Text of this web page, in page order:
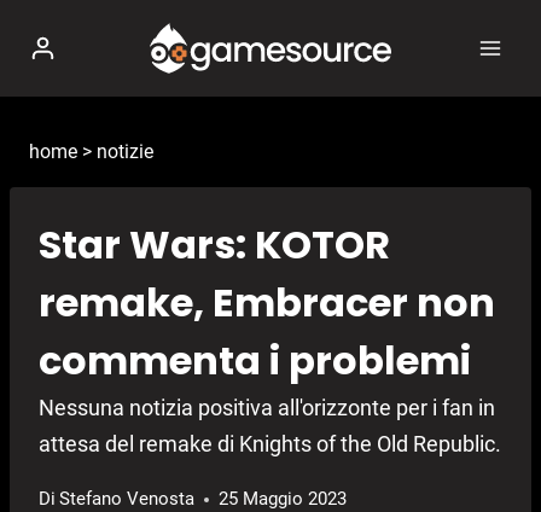
contenuto
home > notizie
Star Wars: KOTOR
remake, Embracer non
commenta i problemi
Nessuna notizia positiva all'orizzonte per i fan in
attesa del remake di Knights of the Old Republic.
Di Stefano Venosta 25 Maggio 2023